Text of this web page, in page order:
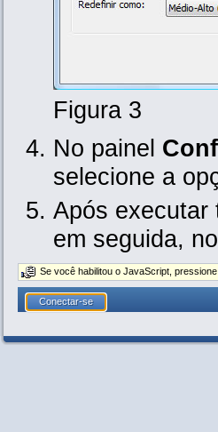
Figura 3
No painel
selecione a
Após
em seguida,
Se você habilitou o JavaScript,